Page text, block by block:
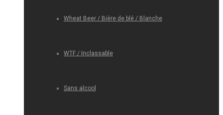
Wheat Beer / Bière de blé / Blanche
WTF / Inclassable
Sans alcool